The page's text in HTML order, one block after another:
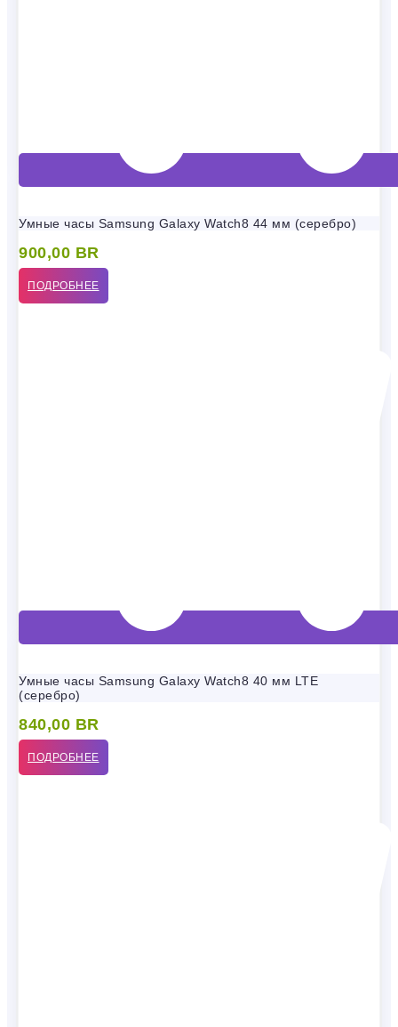
Умные часы Samsung Galaxy Watch8 44 мм (серебро)
900,00 BR
ПОДРОБНЕЕ
Умные часы Samsung Galaxy Watch8 40 мм LTE
(серебро)
840,00 BR
ПОДРОБНЕЕ